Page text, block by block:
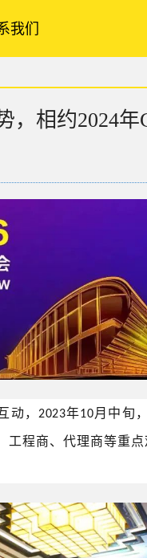
我们
相约2024年
动， 2023年10月中旬
工程商、代理商等重